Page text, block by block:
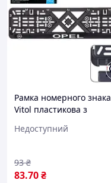
Рамка номерного знака
Vitol пластикова з
OPEL (чорна)
Недоступний
83.70₴
93 ₴